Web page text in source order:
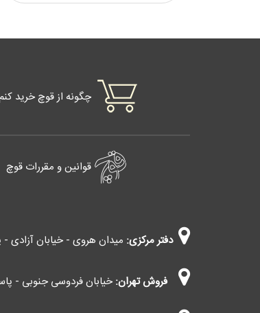
چگونه از قوچ خرید
قوانین و مقررات قوچ
دفتر مرکزی: میدان هروی - خیابان آزادی - پلاک 60 - طبقه چهارم -
فروش تهران:خیابان فردوسی جنوبی -